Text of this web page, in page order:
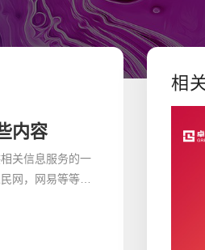
站
营销型网站建设解决方
内容
关信息服务的一
网，网易等等。
相